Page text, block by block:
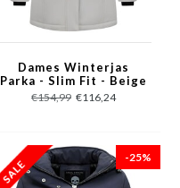
Dames Winterjas
Parka - Slim Fit - Beige
€154,99 €116,24
-25%